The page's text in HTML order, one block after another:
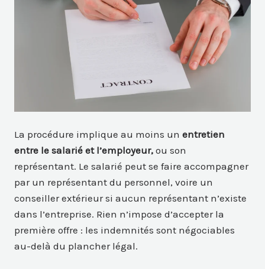
La procédure implique au moins un entretien
entre le salarié et l’employeur, ou son
représentant. Le salarié peut se faire accompagner
par un représentant du personnel, voire un
conseiller extérieur si aucun représentant n’existe
dans l’entreprise. Rien n’impose d’accepter la
première offre : les indemnités sont négociables
au-delà du plancher légal.